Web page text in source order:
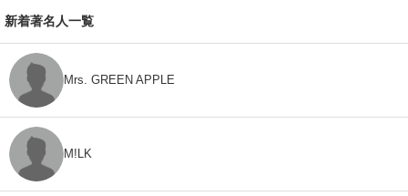
新着著名人一覧
Mrs. GREEN APPLE
M!LK